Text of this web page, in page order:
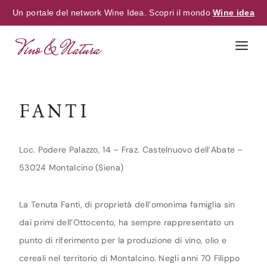
Un portale del network Wine Idea. Scopri il mondoWine idea
FANTI
Loc. Podere Palazzo, 14 – Fraz. Castelnuovo dell’Abate –
53024 Montalcino (Siena)
La Tenuta Fanti, di proprietà dell’omonima famiglia sin
dai primi dell’Ottocento, ha sempre rappresentato un
punto di riferimento per la produzione di vino, olio e
cereali nel territorio di Montalcino. Negli anni 70 Filippo